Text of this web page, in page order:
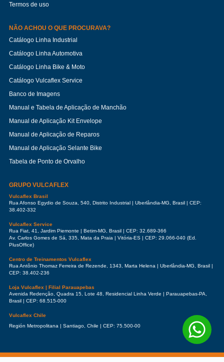
Termos de uso
NÃO ACHOU O QUE PROCURAVA?
Catálogo Linha Industrial
Catálogo Linha Automotiva
Catálogo Linha Bike & Moto
Catálogo Vulcaflex Service
Banco de Imagens
Manual e Tabela de Aplicação de Manchão
Manual de Aplicação Kit Envelope
Manual de Aplicação de Reparos
Manual de Aplicação Selante Bike
Tabela de Ponto de Orvalho
GRUPO VULCAFLEX
Vulcaflex Brasil
Rua Afonso Egydio de Souza, 540, Distrito Industrial | Uberlândia-MG, Brasil | CEP:
38.402-332
Vulcaflex Service
Rua Fiat, 41, Jardim Piemonte | Betim-MG, Brasil | CEP: 32.689-366
Av. Carlos Gomes de Sá, 335, Mata da Praia | Vitória-ES | CEP: 29.066-040 (Ed.
PlusOffice)
Centro de Treinamentos Vulcaflex
Rua Antônio Thomaz Ferreira de Rezende, 1343, Marta Helena | Uberlândia-MG, Brasil |
CEP: 38.402-236
Loja Vulcaflex | Filial Parauapebas
Avenida Redenção, Quadra 15, Lote 48, Residencial Linha Verde | Parauapebas-PA,
Brasil | CEP: 68.515-000
Vulcaflex Chile
Región Metropolitana | Santiago, Chile | CEP: 75.500-00